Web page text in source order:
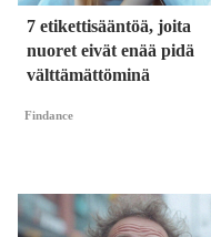
7 etikettisääntöä, joita
nuoret eivät enää pidä
välttämättöminä
Findance